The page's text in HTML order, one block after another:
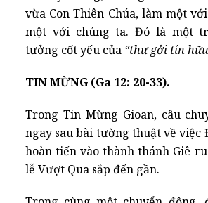
vừa Con Thiên Chúa, làm một
một với chúng ta. Đó là một
tưởng cốt yếu của “thư gởi tín
TIN MỪNG (Ga 12: 20-33).
Trong Tin Mừng Gioan, câu
ngay sau bài tường thuật về việc
hoàn tiến vào thành thánh Giê-
lễ Vượt Qua sắp đến gần.